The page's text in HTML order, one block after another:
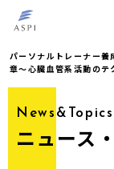
パーソナルトレーナー養
章〜心臓血管系活動の
News&Topics
ニュース